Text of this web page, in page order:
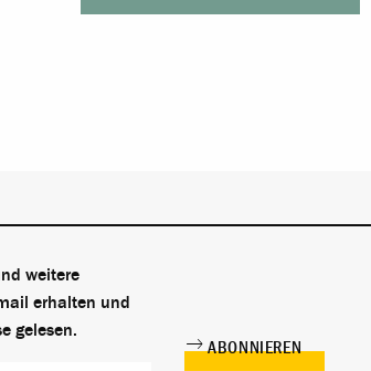
weitere
erhalten und
gelesen.